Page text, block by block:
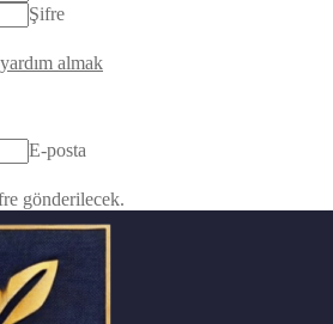
Şifre
almak
E-posta
gönderilecek.